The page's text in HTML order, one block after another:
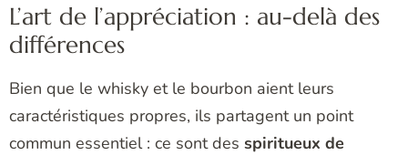
L’art de l’appréciation : au-delà des
différences
Bien que le whisky et le bourbon aient leurs
caractéristiques propres, ils partagent un point
commun essentiel : ce sont des spiritueux de